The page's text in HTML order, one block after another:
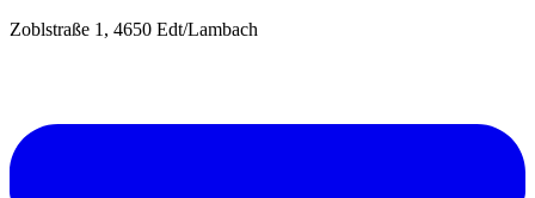
Zoblstraße 1, 4650 Edt/Lambach